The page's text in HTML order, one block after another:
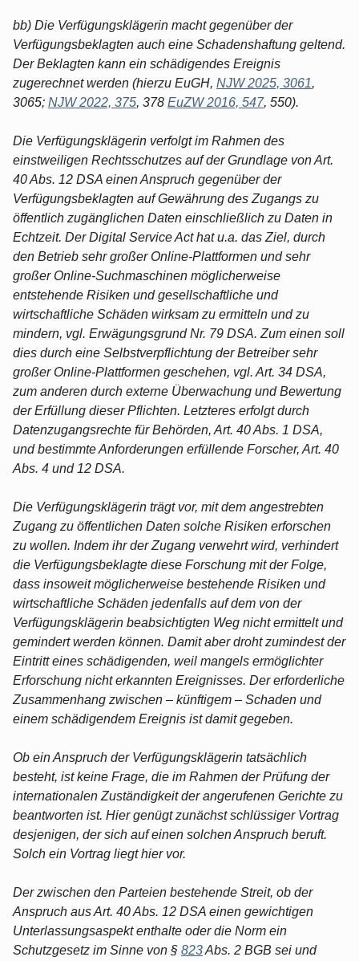
bb) Die Verfügungsklägerin macht gegenüber der
Verfügungsbeklagten auch eine Schadenshaftung geltend.
Der Beklagten kann ein schädigendes Ereignis
zugerechnet werden (hierzu EuGH, NJW 2025, 3061,
3065; NJW 2022, 375, 378 EuZW 2016, 547, 550).
Die Verfügungsklägerin verfolgt im Rahmen des
einstweiligen Rechtsschutzes auf der Grundlage von Art.
40 Abs. 12 DSA einen Anspruch gegenüber der
Verfügungsbeklagten auf Gewährung des Zugangs zu
öffentlich zugänglichen Daten einschließlich zu Daten in
Echtzeit. Der Digital Service Act hat u.a. das Ziel, durch
den Betrieb sehr großer Online-Plattformen und sehr
großer Online-Suchmaschinen möglicherweise
entstehende Risiken und gesellschaftliche und
wirtschaftliche Schäden wirksam zu ermitteln und zu
mindern, vgl. Erwägungsgrund Nr. 79 DSA. Zum einen soll
dies durch eine Selbstverpflichtung der Betreiber sehr
großer Online-Plattformen geschehen, vgl. Art. 34 DSA,
zum anderen durch externe Überwachung und Bewertung
der Erfüllung dieser Pflichten. Letzteres erfolgt durch
Datenzugangsrechte für Behörden, Art. 40 Abs. 1 DSA,
und bestimmte Anforderungen erfüllende Forscher, Art. 40
Abs. 4 und 12 DSA.
Die Verfügungsklägerin trägt vor, mit dem angestrebten
Zugang zu öffentlichen Daten solche Risiken erforschen
zu wollen. Indem ihr der Zugang verwehrt wird, verhindert
die Verfügungsbeklagte diese Forschung mit der Folge,
dass insoweit möglicherweise bestehende Risiken und
wirtschaftliche Schäden jedenfalls auf dem von der
Verfügungsklägerin beabsichtigten Weg nicht ermittelt und
gemindert werden können. Damit aber droht zumindest der
Eintritt eines schädigenden, weil mangels ermöglichter
Erforschung nicht erkannten Ereignisses. Der erforderliche
Zusammenhang zwischen – künftigem – Schaden und
einem schädigendem Ereignis ist damit gegeben.
Ob ein Anspruch der Verfügungsklägerin tatsächlich
besteht, ist keine Frage, die im Rahmen der Prüfung der
internationalen Zuständigkeit der angerufenen Gerichte zu
beantworten ist. Hier genügt zunächst schlüssiger Vortrag
desjenigen, der sich auf einen solchen Anspruch beruft.
Solch ein Vortrag liegt hier vor.
Der zwischen den Parteien bestehende Streit, ob der
Anspruch aus Art. 40 Abs. 12 DSA einen gewichtigen
Unterlassungsaspekt enthalte oder die Norm ein
Schutzgesetz im Sinne von § 823Abs. 2 BGB sei und